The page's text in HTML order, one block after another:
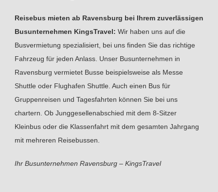
Reisebus mieten ab Ravensburg bei Ihrem zuverlässigen
Busunternehmen KingsTravel: Wir haben uns auf die
Busvermietung spezialisiert, bei uns finden Sie das richtige
Fahrzeug für jeden Anlass. Unser Busunternehmen in
Ravensburg vermietet Busse beispielsweise als Messe
Shuttle oder Flughafen Shuttle. Auch einen Bus für
Gruppenreisen und Tagesfahrten können Sie bei uns
chartern. Ob Junggesellenabschied mit dem 8-Sitzer
Kleinbus oder die Klassenfahrt mit dem gesamten Jahrgang
mit mehreren Reisebussen.
Ihr Busunternehmen Ravensburg – KingsTravel